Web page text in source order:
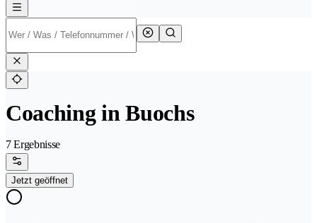
Coaching in Buochs
7 Ergebnisse
Jetzt geöffnet